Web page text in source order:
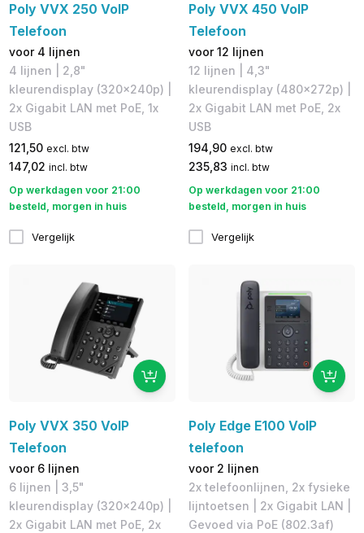
Poly VVX 250 VoIP
Telefoon
voor 4 lijnen
4 lijnen | 2,8"
kleurendisplay (320x240p) |
2x Gigabit LAN met PoE, 1x
USB
121,50 excl. btw
147,02 incl. btw
Op werkdagen voor 21:00
besteld, morgen in huis
Vergelijk
Poly VVX 450 VoIP
Telefoon
voor 12 lijnen
12 lijnen | 4,3"
kleurendisplay (480x272p)​ |
2x Gigabit LAN met PoE, 2x
USB
194,90 excl. btw
235,83 incl. btw
Op werkdagen voor 21:00
besteld, morgen in huis
Vergelijk
Poly VVX 350 VoIP
Telefoon
voor 6 lijnen
6 lijnen | 3,5"
kleurendisplay (320x240p)​ |
2x Gigabit LAN met PoE, 2x
Poly Edge E100 VoIP
telefoon
voor 2 lijnen
2x telefoonlijnen, 2x fysieke
lijntoetsen | 2x Gigabit LAN |
Gevoed via PoE (802.3af)